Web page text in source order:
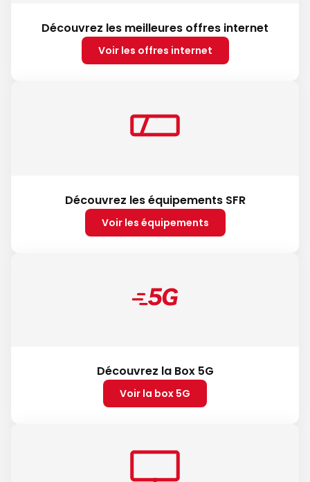
Découvrez les meilleures offres internet
Voir les offres internet
Découvrez les équipements SFR
Voir les équipements
Découvrez la Box 5G
Voir la box 5G